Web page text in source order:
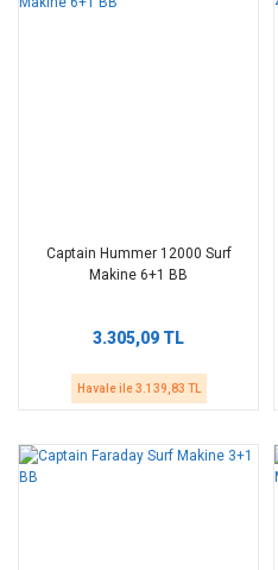
Captain Hummer 12000 Surf
Makine 6+1 BB
3.305,09 TL
Havale ile 3.139,83 TL